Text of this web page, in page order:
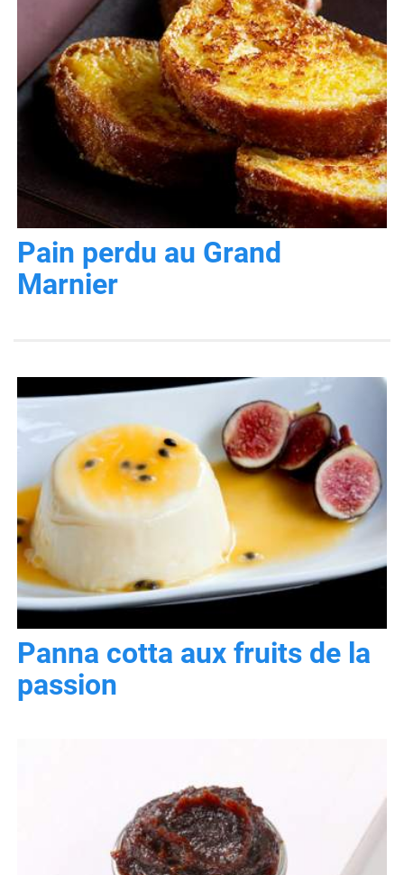
Pain perdu au Grand
Marnier
Panna cotta aux fruits de la
passion